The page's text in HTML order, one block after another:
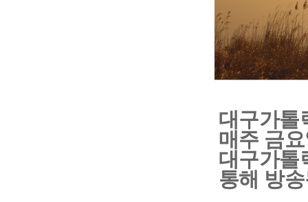
대구가톨
매주 금
대구가톨
통해 방